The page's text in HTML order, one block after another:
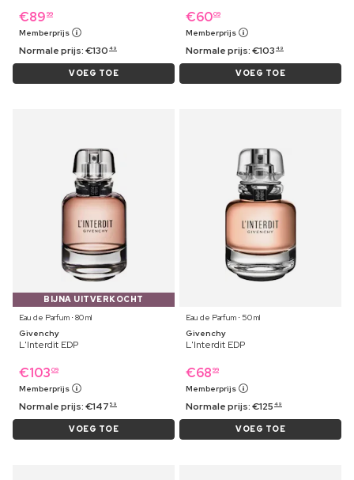
€89 99
Memberprijs
Normale prijs:€130 49
VOEG TOE
€6009
Memberprijs
Normale prijs:€103 49
VOEG TOE
BIJNA UITVERKOCHT
Eau de Parfum ⋅ 80 ml
Givenchy
L'Interdit EDP
€103 09
Memberprijs
Normale prijs:€147 59
VOEG TOE
Eau de Parfum ⋅ 50 ml
Givenchy
L'Interdit EDP
€68 99
Memberprijs
Normale prijs:€125 49
VOEG TOE